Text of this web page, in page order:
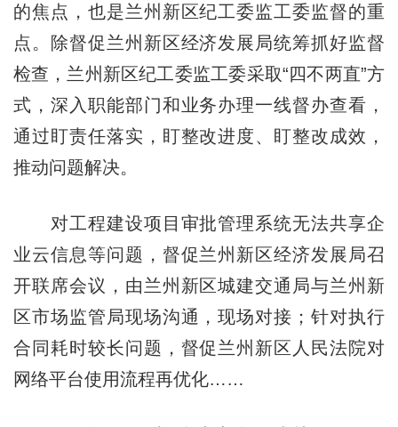
的焦点，也是兰州新区纪工委监工委监督的重
点。除督促兰州新区经济发展局统筹抓好监督
检查，兰州新区纪工委监工委采取“四不两直”方
式，深入职能部门和业务办理一线督办查看，
通过盯责任落实，盯整改进度、盯整改成效，
推动问题解决。
对工程建设项目审批管理系统无法共享企
业云信息等问题，督促兰州新区经济发展局召
开联席会议，由兰州新区城建交通局与兰州新
区市场监管局现场沟通，现场对接；针对执行
合同耗时较长问题，督促兰州新区人民法院对
网络平台使用流程再优化……